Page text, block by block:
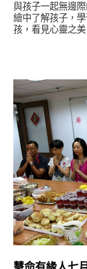
與孩子一起無邊
繪中了解孩子，
孩，看見心靈之美